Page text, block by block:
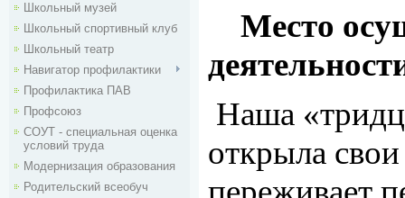
Школьный музей
Школьный спортивный клуб
Школьный театр
Навигатор профилактики
Профилактика ПАВ
Профсоюз
СОУТ - специальная оценка
условий труда
Модернизация образования
Родительский всеобуч
Место
Наша
открыла